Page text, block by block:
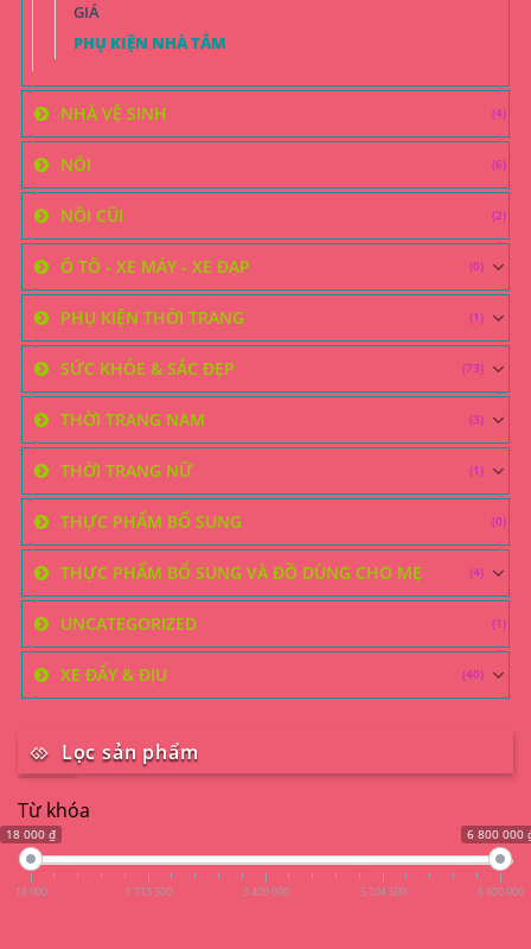
GIÁ
PHỤ KIỆN NHÀ TẮM
NHÀ VỆ SINH (4)
NÔI (6)
NÔI CŨI (2)
Ô TÔ - XE MÁY - XE ĐẠP (0)
PHỤ KIỆN THỜI TRANG (1)
SỨC KHỎE & SẮC ĐẸP (73)
THỜI TRANG NAM (3)
THỜI TRANG NỮ (1)
THỰC PHẨM BỔ SUNG (0)
THỰC PHẨM BỔ SUNG VÀ ĐỒ DÙNG CHO MẸ (4)
UNCATEGORIZED (1)
XE ĐẨY & ĐỊU (40)
Lọc sản phẩm
Từ khóa
18 000 ₫ 6 800 000
18 000 1 713 500 3 409 000 5 104 500 6 800 000